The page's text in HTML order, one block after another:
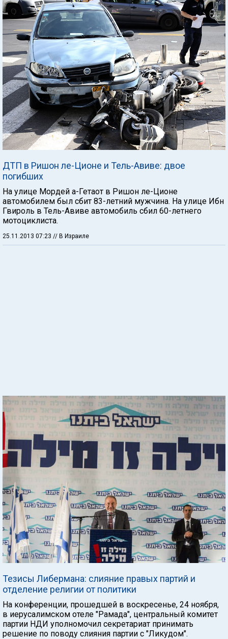
ДТП в Ришон ле-Ционе и Тель-Авиве: двое
погибших
На улице Мордей а-Гетаот в Ришон ле-Ционе
автомобилем был сбит 83-летний мужчина. На улице Ибн
Гвироль в Тель-Авиве автомобиль сбил 60-летнего
мотоциклиста.
25.11.2013 07:23 // В Израиле
Тезисы Либермана: слияние правых партий и
отделение религии от политики
На конференции, прошедшей в воскресенье, 24 ноября,
в иерусалимском отеле "Рамада", центральный комитет
партии НДИ уполномочил секретариат принимать
решение по поводу слияния партии с "Ликудом".